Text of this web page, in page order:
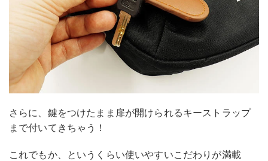
さらに、鍵をつけたまま扉が開けられるキーストラップ
まで付いてきちゃう！
これでもか、というくらい使いやすいこだわりが満載